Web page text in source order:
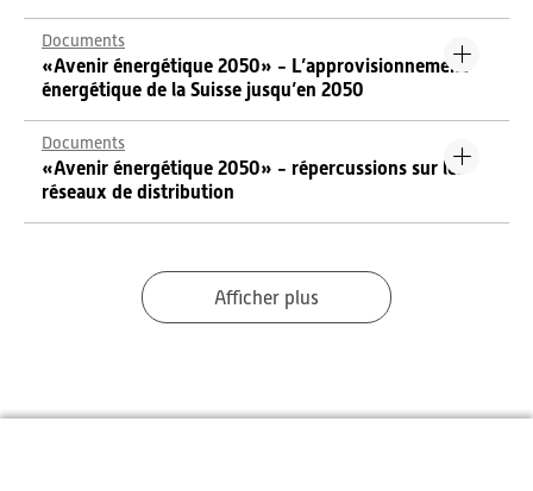
Documents
«Avenir énergétique 2050» - L’approvisionnement
énergétique de la Suisse jusqu’en 2050
Documents
«Avenir énergétique 2050» - répercussions sur les
réseaux de distribution
Afficher plus